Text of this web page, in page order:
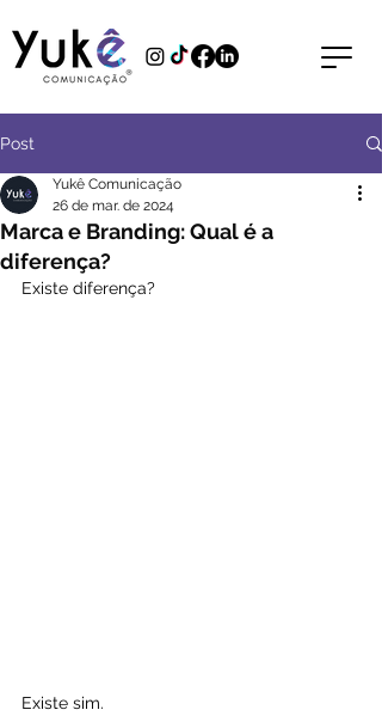
Post
Marca e Branding: Qual é a
diferença?
Yukê Comunicação
26 de mar. de 2024
Existe diferença?
Existe sim.